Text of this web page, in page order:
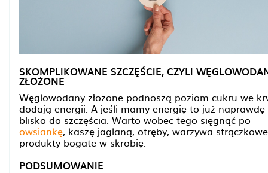
SKOMPLIKOWANE SZCZĘŚCIE, CZYLI
ZŁOŻONE
Węglowodany złożone podnoszą poziom cukru we
dodają energii. A jeśli mamy energię to już naprawdę
blisko do szczęścia. Warto wobec tego sięgnąć po
owsiankę, kaszę jaglaną, otręby, warzywa
produkty bogate w skrobię.
PODSUMOWANIE